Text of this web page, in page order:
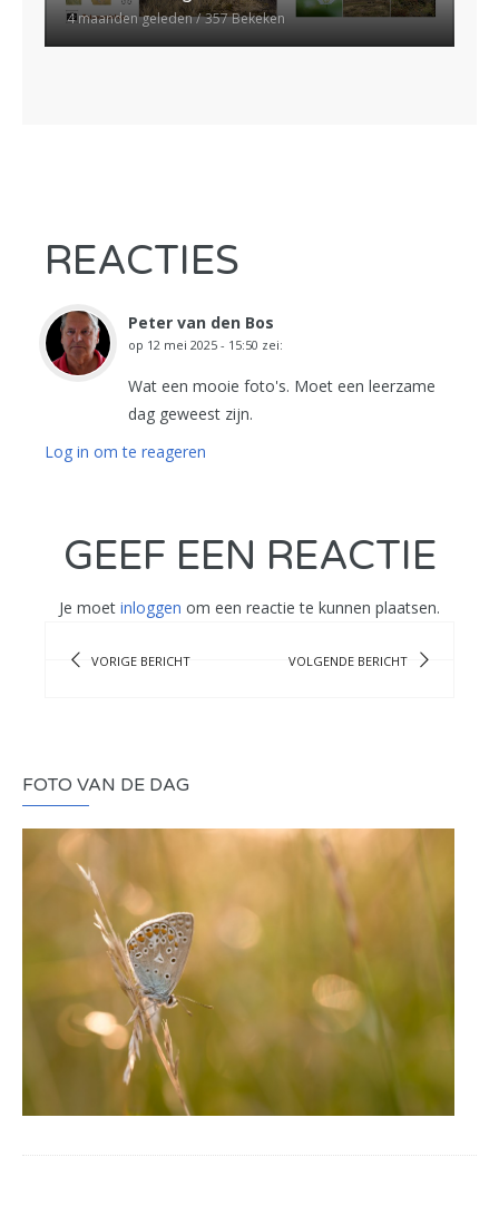
4 maanden geleden 357 Bekeken
REACTIES
Peter van den Bos
op 12 mei 2025 - 15:50 zei:
Wat een mooie foto's. Moet een leerzame
dag geweest zijn.
Log in om te reageren
GEEF EEN REACTIE
Je moet inloggen om een reactie te kunnen plaatsen.
VORIGE BERICHT VOLGENDE BERICHT
FOTO VAN DE DAG